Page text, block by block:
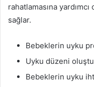
rahatlamasına
sağlar.
Bebeklerin uyku
Uyku düzeni
Bebeklerin uyku